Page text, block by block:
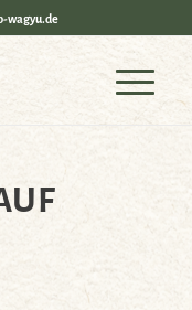
wagyu.de